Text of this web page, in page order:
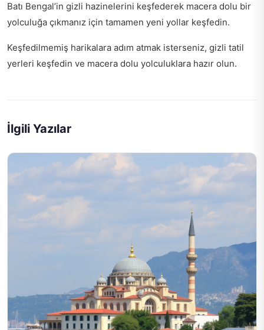
Batı Bengal’in gizli hazinelerini keşfederek macera dolu bir
yolculuğa çıkmanız için tamamen yeni yollar keşfedin.
Keşfedilmemiş harikalara adım atmak isterseniz, gizli tatil
yerleri keşfedin ve macera dolu yolculuklara hazır olun.
İlgili Yazılar